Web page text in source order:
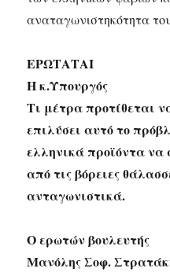
αναταγωνιστηκότητα
ΕΡΩΤΑΤΑΙ
Η κ.Υπουργός
Τι μέτρα προτίθεται
επιλύσει αυτό το
ελληνικά προϊόντα
από τις βόρειες
ανταγωνιστικά.
Ο ερωτών βουλευτής
Μανόλης Σοφ.